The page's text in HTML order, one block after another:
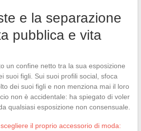
e la separazione
pubblica e vita
un confine netto tra la sua esposizione
suoi figli. Sui suoi profili social, sfoca
dei suoi figli e non menziona mai il loro
non è accidentale: ha spiegato di voler
qualsiasi esposizione non consensuale.
il proprio accessorio di moda: